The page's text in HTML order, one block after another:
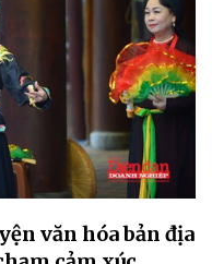
văn hóa bản địa